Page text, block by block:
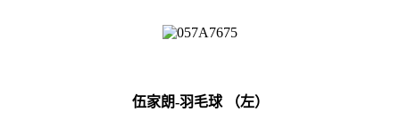
伍家朗-羽毛球 （左）